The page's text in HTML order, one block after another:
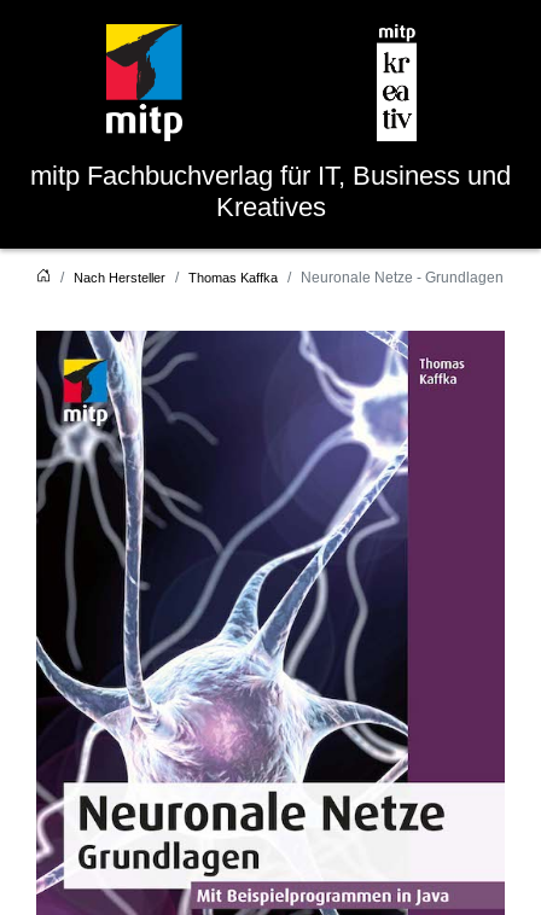
mitp Fachbuchverlag für IT, Business und
Kreatives
Nach Hersteller Thomas Kaffka Neuronale Netze - Grundlagen